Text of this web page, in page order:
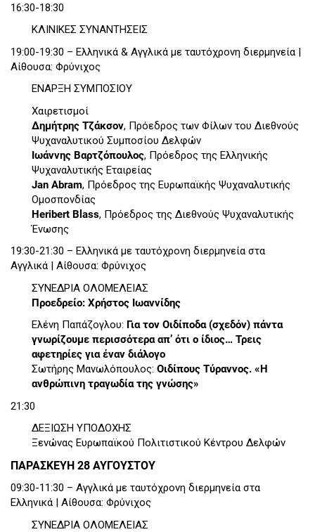
16:30-18:30
ΚΛΙΝΙΚΕΣ ΣΥΝΑΝΤΗΣΕΙΣ
19:00-19:30 – Ελληνικά & Αγγλικά με ταυτόχρονη διερμηνεία |
Αίθουσα: Φρύνιχος
ΕΝΑΡΞΗ ΣΥΜΠΟΣΙΟΥ
Χαιρετισμοί
Δημήτρης Τζάκσον, Πρόεδρος των Φίλων του Διεθνούς
Ψυχαναλυτικού Συμποσίου Δελφών
Ιωάννης Βαρτζόπουλος, Πρόεδρος της Ελληνικής
Ψυχαναλυτικής Εταιρείας
Jan Abram, Πρόεδρος της Ευρωπαϊκής Ψυχαναλυτικής
Ομοσπονδίας
Heribert Blass, Πρόεδρος της Διεθνούς Ψυχαναλυτικής
Ένωσης
19:30-21:30 – Ελληνικά με ταυτόχρονη διερμηνεία στα
Αγγλικά | Αίθουσα: Φρύνιχος
ΣΥΝΕΔΡΙΑ ΟΛΟΜΕΛΕΙΑΣ
Προεδρείο: Χρήστος Ιωαννίδης
Ελένη Παπάζογλου: Για τον Οιδίποδα (σχεδόν) πάντα
γνωρίζουμε περισσότερα απ’ ότι ο ίδιος… Τρεις
αφετηρίες για έναν διάλογο
Σωτήρης Μανωλόπουλος: Οιδίπους Tύραννος. «Η
ανθρώπινη τραγωδία της γνώσης»
21:30
ΔΕΞΙΩΣΗ ΥΠΟΔΟΧΗΣ
Ξενώνας Ευρωπαϊκού Πολιτιστικού Κέντρου Δελφών
ΠΑΡΑΣΚΕΥΗ 28 ΑΥΓΟΥΣΤΟΥ
09:30-11:30 – Αγγλικά με ταυτόχρονη διερμηνεία στα
Ελληνικά | Αίθουσα: Φρύνιχος
ΣΥΝΕΔΡΙΑ ΟΛΟΜΕΛΕΙΑΣ